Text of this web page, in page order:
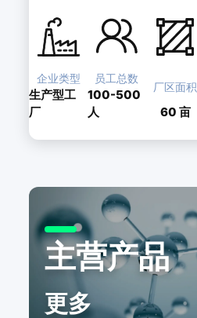
企业类型
生产型工
厂
员工总数
100-500
人
厂区面积
60 亩
主营产品
更多